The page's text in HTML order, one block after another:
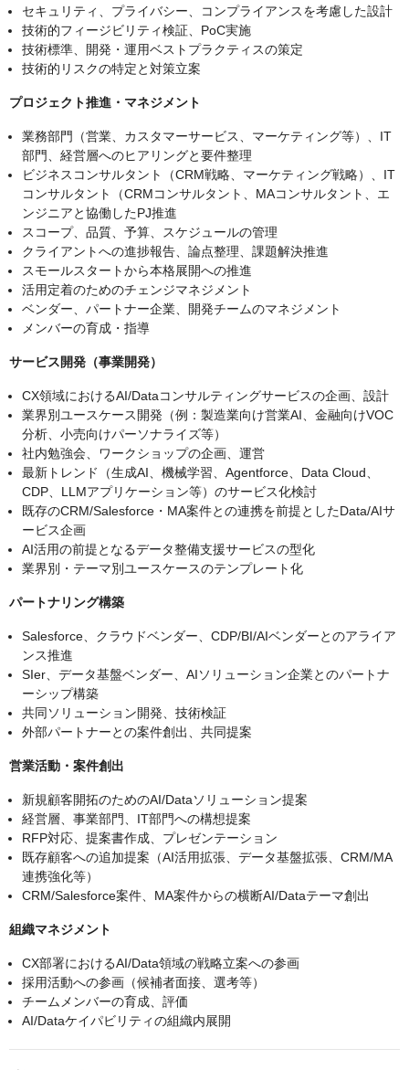
セキュリティ、プライバシー、コンプライアンスを考慮した設計
技術的フィージビリティ検証、PoC実施
技術標準、開発・運用ベストプラクティスの策定
技術的リスクの特定と対策立案
プロジェクト推進・マネジメント
業務部門（営業、カスタマーサービス、マーケティング等）、IT
部門、経営層へのヒアリングと要件整理
ビジネスコンサルタント（CRM戦略、マーケティング戦略）、IT
コンサルタント（CRMコンサルタント、MAコンサルタント、エ
ンジニアと協働したPJ推進
スコープ、品質、予算、スケジュールの管理
クライアントへの進捗報告、論点整理、課題解決推進
スモールスタートから本格展開への推進
活用定着のためのチェンジマネジメント
ベンダー、パートナー企業、開発チームのマネジメント
メンバーの育成・指導
サービス開発（事業開発）
CX領域におけるAI/Dataコンサルティングサービスの企画、設計
業界別ユースケース開発（例：製造業向け営業AI、金融向けVOC
分析、小売向けパーソナライズ等）
社内勉強会、ワークショップの企画、運営
最新トレンド（生成AI、機械学習、Agentforce、Data Cloud、
CDP、LLMアプリケーション等）のサービス化検討
既存のCRM/Salesforce・MA案件との連携を前提としたData/AIサ
ービス企画
AI活用の前提となるデータ整備支援サービスの型化
業界別・テーマ別ユースケースのテンプレート化
パートナリング構築
Salesforce、クラウドベンダー、CDP/BI/AIベンダーとのアライア
ンス推進
SIer、データ基盤ベンダー、AIソリューション企業とのパートナ
ーシップ構築
共同ソリューション開発、技術検証
外部パートナーとの案件創出、共同提案
営業活動・案件創出
新規顧客開拓のためのAI/Dataソリューション提案
経営層、事業部門、IT部門への構想提案
RFP対応、提案書作成、プレゼンテーション
既存顧客への追加提案（AI活用拡張、データ基盤拡張、CRM/MA
連携強化等）
CRM/Salesforce案件、MA案件からの横断AI/Dataテーマ創出
組織マネジメント
CX部署におけるAI/Data領域の戦略立案への参画
採用活動への参画（候補者面接、選考等）
チームメンバーの育成、評価
AI/Dataケイパビリティの組織内展開